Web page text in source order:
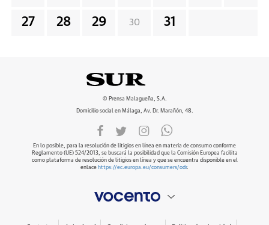
27 28 29 30 31
© Prensa Malagueña, S.A.
Domicilio social en Málaga, Av. Dr. Marañón, 48.
En lo posible, para la resolución de litigios en línea en materia de consumo conforme
Reglamento (UE) 524/2013, se buscará la posibilidad que la Comisión Europea facilita
como plataforma de resolución de litigios en línea y que se encuentra disponible en el
enlace https://ec.europa.eu/consumers/odr.